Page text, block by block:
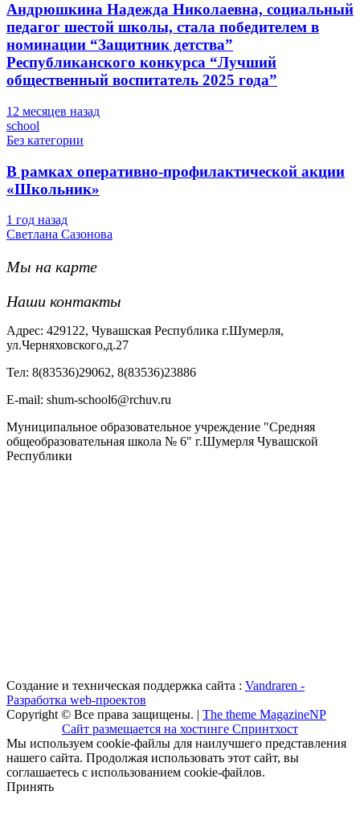
Андрюшкина Надежда Николаевна, социальный
педагог шестой школы, стала победителем в
номинации “Защитник детства”
Республиканского конкурса “Лучший
общественный воспитатель 2025 года”
12 месяцев назад
school
Без категории
В рамках оперативно-профилактической акции
«Школьник»
1 год назад
Светлана Сазонова
Мы на карте
Наши контакты
Адрес: 429122, Чувашская Республика г.Шумерля,
ул.Черняховского,д.27
Тел: 8(83536)29062, 8(83536)23886
Е-mail: shum-school6@rchuv.ru
Муниципальное образовательное учреждение "Средняя
общеобразовательная школа № 6" г.Шумерля Чувашской
Республики
Создание и техническая поддержка сайта : Vandraren -
Разработка web-проектов
Copyright © Все права защищены. | The theme MagazineNP
Сайт размещается на хостинге Спринтхост
Мы используем cookie-файлы для наилучшего представления
нашего сайта. Продолжая использовать этот сайт, вы
соглашаетесь с использованием cookie-файлов.
Принять